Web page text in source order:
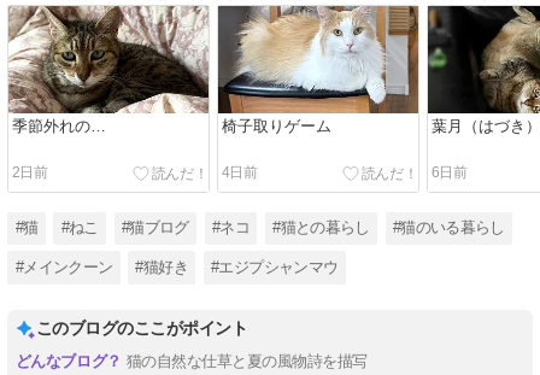
季節外れの…
2日前
椅子取りゲーム
4日前
葉月（はづき）
6日前
#猫 #ねこ #猫ブログ #ネコ #猫との暮らし #猫のいる暮らし
#メインクーン #猫好き #エジプシャンマウ
このブログのここがポイント
猫の自然な仕草と夏の風物詩を描写